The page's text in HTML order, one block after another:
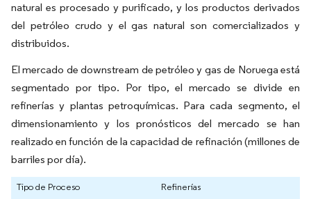
natural es procesado y purificado, y los productos derivados
del petróleo crudo y el gas natural son comercializados y
distribuidos.
El mercado de downstream de petróleo y gas de Noruega está
segmentado por tipo. Por tipo, el mercado se divide en
refinerías y plantas petroquímicas. Para cada segmento, el
dimensionamiento y los pronósticos del mercado se han
realizado en función de la capacidad de refinación (millones de
barriles por día).
Tipo de Proceso
Refinerías